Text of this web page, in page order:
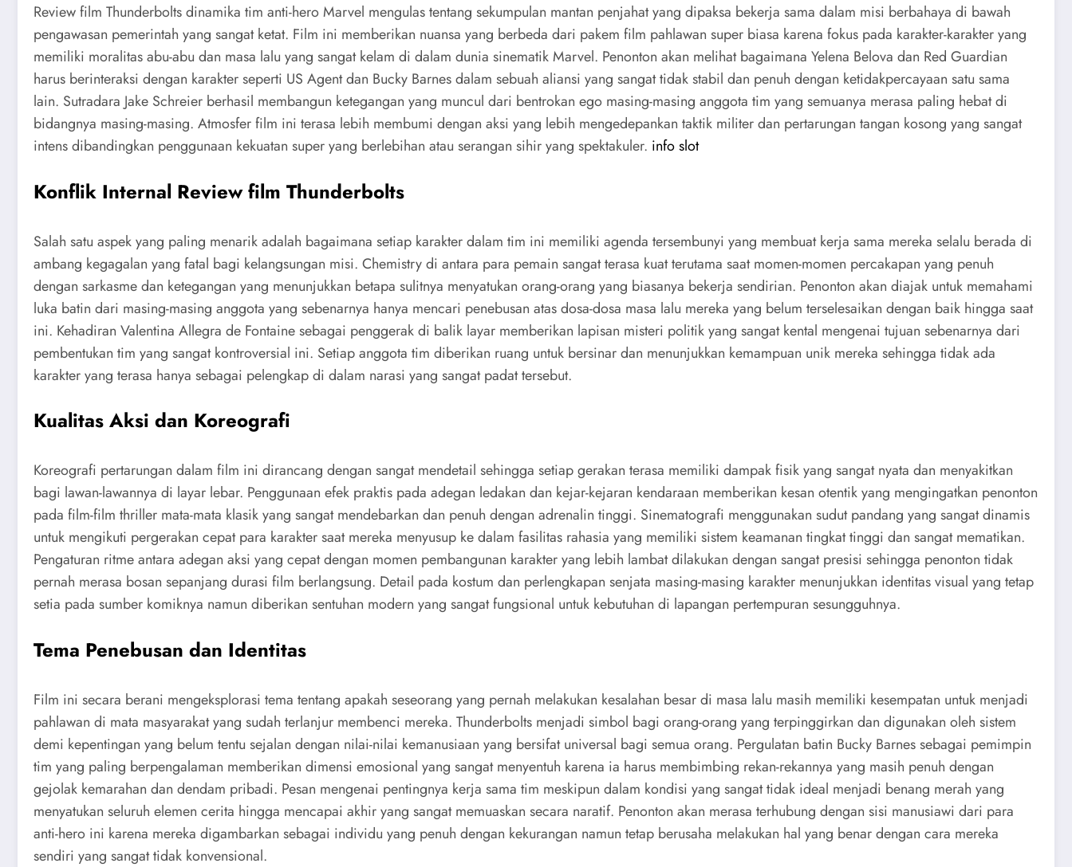
Review film Thunderbolts dinamika tim anti-hero Marvel mengulas tentang sekumpulan mantan penjahat yang dipaksa bekerja sama dalam misi berbahaya di bawah
pengawasan pemerintah yang sangat ketat. Film ini memberikan nuansa yang berbeda dari pakem film pahlawan super biasa karena fokus pada karakter-karakter yang
memiliki moralitas abu-abu dan masa lalu yang sangat kelam di dalam dunia sinematik Marvel. Penonton akan melihat bagaimana Yelena Belova dan Red Guardian
harus berinteraksi dengan karakter seperti US Agent dan Bucky Barnes dalam sebuah aliansi yang sangat tidak stabil dan penuh dengan ketidakpercayaan satu sama
lain. Sutradara Jake Schreier berhasil membangun ketegangan yang muncul dari bentrokan ego masing-masing anggota tim yang semuanya merasa paling hebat di
bidangnya masing-masing. Atmosfer film ini terasa lebih membumi dengan aksi yang lebih mengedepankan taktik militer dan pertarungan tangan kosong yang sangat
intens dibandingkan penggunaan kekuatan super yang berlebihan atau serangan sihir yang spektakuler. info slot
Konflik Internal Review film Thunderbolts
Salah satu aspek yang paling menarik adalah bagaimana setiap karakter dalam tim ini memiliki agenda tersembunyi yang membuat kerja sama mereka selalu berada di
ambang kegagalan yang fatal bagi kelangsungan misi. Chemistry di antara para pemain sangat terasa kuat terutama saat momen-momen percakapan yang penuh
dengan sarkasme dan ketegangan yang menunjukkan betapa sulitnya menyatukan orang-orang yang biasanya bekerja sendirian. Penonton akan diajak untuk memahami
luka batin dari masing-masing anggota yang sebenarnya hanya mencari penebusan atas dosa-dosa masa lalu mereka yang belum terselesaikan dengan baik hingga saat
ini. Kehadiran Valentina Allegra de Fontaine sebagai penggerak di balik layar memberikan lapisan misteri politik yang sangat kental mengenai tujuan sebenarnya dari
pembentukan tim yang sangat kontroversial ini. Setiap anggota tim diberikan ruang untuk bersinar dan menunjukkan kemampuan unik mereka sehingga tidak ada
karakter yang terasa hanya sebagai pelengkap di dalam narasi yang sangat padat tersebut.
Kualitas Aksi dan Koreografi
Koreografi pertarungan dalam film ini dirancang dengan sangat mendetail sehingga setiap gerakan terasa memiliki dampak fisik yang sangat nyata dan menyakitkan
bagi lawan-lawannya di layar lebar. Penggunaan efek praktis pada adegan ledakan dan kejar-kejaran kendaraan memberikan kesan otentik yang mengingatkan penonton
pada film-film thriller mata-mata klasik yang sangat mendebarkan dan penuh dengan adrenalin tinggi. Sinematografi menggunakan sudut pandang yang sangat dinamis
untuk mengikuti pergerakan cepat para karakter saat mereka menyusup ke dalam fasilitas rahasia yang memiliki sistem keamanan tingkat tinggi dan sangat mematikan.
Pengaturan ritme antara adegan aksi yang cepat dengan momen pembangunan karakter yang lebih lambat dilakukan dengan sangat presisi sehingga penonton tidak
pernah merasa bosan sepanjang durasi film berlangsung. Detail pada kostum dan perlengkapan senjata masing-masing karakter menunjukkan identitas visual yang tetap
setia pada sumber komiknya namun diberikan sentuhan modern yang sangat fungsional untuk kebutuhan di lapangan pertempuran sesungguhnya.
Tema Penebusan dan Identitas
Film ini secara berani mengeksplorasi tema tentang apakah seseorang yang pernah melakukan kesalahan besar di masa lalu masih memiliki kesempatan untuk menjadi
pahlawan di mata masyarakat yang sudah terlanjur membenci mereka. Thunderbolts menjadi simbol bagi orang-orang yang terpinggirkan dan digunakan oleh sistem
demi kepentingan yang belum tentu sejalan dengan nilai-nilai kemanusiaan yang bersifat universal bagi semua orang. Pergulatan batin Bucky Barnes sebagai pemimpin
tim yang paling berpengalaman memberikan dimensi emosional yang sangat menyentuh karena ia harus membimbing rekan-rekannya yang masih penuh dengan
gejolak kemarahan dan dendam pribadi. Pesan mengenai pentingnya kerja sama tim meskipun dalam kondisi yang sangat tidak ideal menjadi benang merah yang
menyatukan seluruh elemen cerita hingga mencapai akhir yang sangat memuaskan secara naratif. Penonton akan merasa terhubung dengan sisi manusiawi dari para
anti-hero ini karena mereka digambarkan sebagai individu yang penuh dengan kekurangan namun tetap berusaha melakukan hal yang benar dengan cara mereka
sendiri yang sangat tidak konvensional.